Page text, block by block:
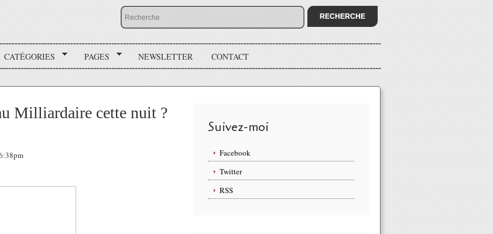
CATÉGORIES PAGES NEWSLETTER CONTACT
Milliardaire cette nuit ?
Suivez-moi
Facebook
Twitter
RSS